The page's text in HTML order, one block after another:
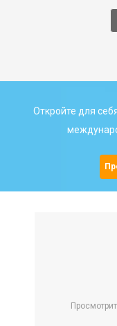
Откройте для